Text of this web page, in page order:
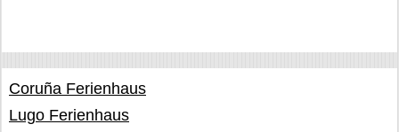
Coruña Ferienhaus
Lugo Ferienhaus